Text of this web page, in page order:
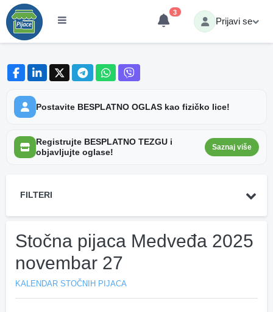
3
Prijavi se
Postavite BESPLATNO OGLAS kao fizičko lice!
Registrujte BESPLATNO TEZGU i
objavljujte oglase!
Saznaj više
FILTERI
Stočna pijaca Medveđa 2025
novembar 27
KALENDAR STOČNIH PIJACA